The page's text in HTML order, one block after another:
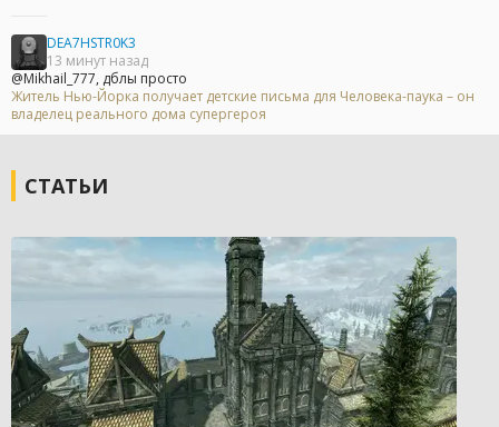
DEA7HSTR0K3
13 минут назад
@Mikhail_777, дблы просто
Житель Нью-Йорка получает детские письма для Человека-паука – он
владелец реального дома супергероя
СТАТЬИ